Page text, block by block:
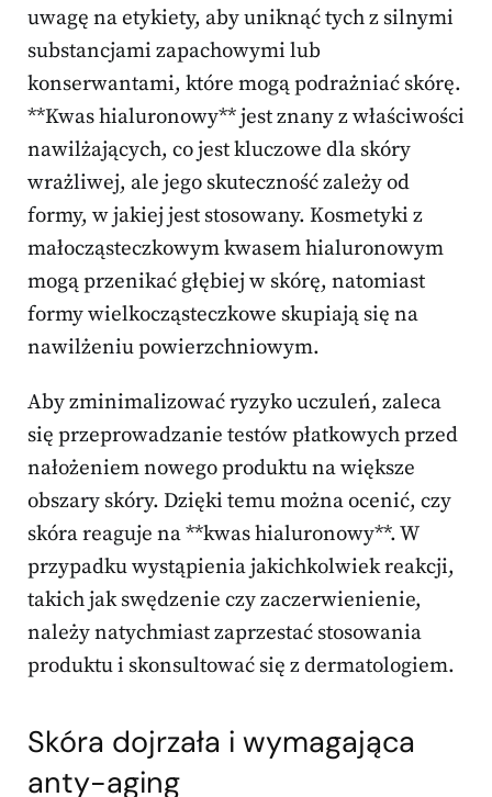
uwagę na etykiety, aby uniknąć tych z silnymi
substancjami zapachowymi lub
konserwantami, które mogą podrażniać skórę.
**Kwas hialuronowy** jest znany z właściwości
nawilżających, co jest kluczowe dla skóry
wrażliwej, ale jego skuteczność zależy od
formy, w jakiej jest stosowany. Kosmetyki z
małocząsteczkowym kwasem hialuronowym
mogą przenikać głębiej w skórę, natomiast
formy wielkocząsteczkowe skupiają się na
nawilżeniu powierzchniowym.
Aby zminimalizować ryzyko uczuleń, zaleca
się przeprowadzanie testów płatkowych przed
nałożeniem nowego produktu na większe
obszary skóry. Dzięki temu można ocenić, czy
skóra reaguje na **kwas hialuronowy**. W
przypadku wystąpienia jakichkolwiek reakcji,
takich jak swędzenie czy zaczerwienienie,
należy natychmiast zaprzestać stosowania
produktu i skonsultować się z dermatologiem.
Skóra dojrzała i wymagająca
anty-aging